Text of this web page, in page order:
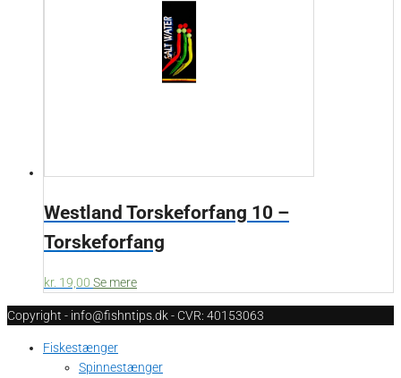
Westland Torskeforfang 10 –
Torskeforfang
kr. 19,00 Se mere
Copyright - info@fishntips.dk - CVR: 40153063
Fiskestænger
Spinnestænger